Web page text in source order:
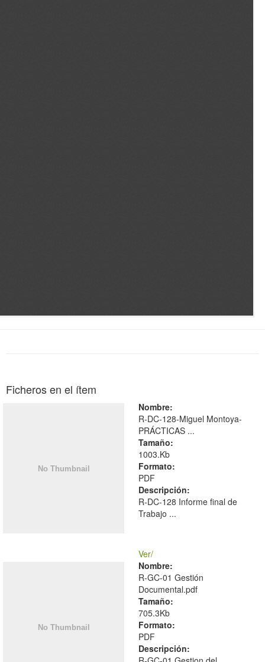
Ficheros en el ítem
Nombre:
R-DC-128-Miguel Montoya-
PRÁCTICAS ...
Tamaño:
1003.Kb
Formato:
PDF
Descripción:
R-DC-128 Informe final de
Trabajo ...
Ver/
Nombre:
R-GC-01 Gestión
Documental.pdf
Tamaño:
705.3Kb
Formato:
PDF
Descripción: